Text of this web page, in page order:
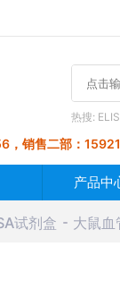
热搜:
，销售二部：
产品中
试剂盒 大鼠血